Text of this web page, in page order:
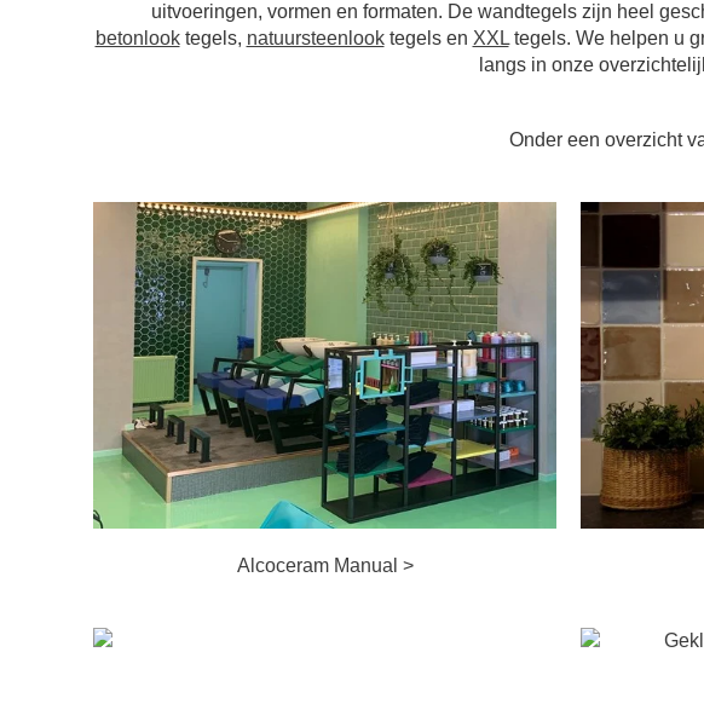
uitvoeringen, vormen en formaten. De wandtegels zijn heel
betonlooktegels, natuursteenlooktegels en XXLtegels. We helpen u
langs in onze
Onder een overzicht
Alcoceram Manual >